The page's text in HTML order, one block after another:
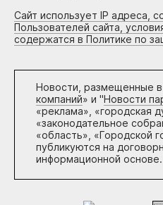
Сайт использует IP адреса,
Пользователей сайта,
содержатся в Политике по
Новости, размещенные в
компаний» и "Новости
«реклама», «городская
«законодательное
«область», «Городской
публикуются на
информационной основе.